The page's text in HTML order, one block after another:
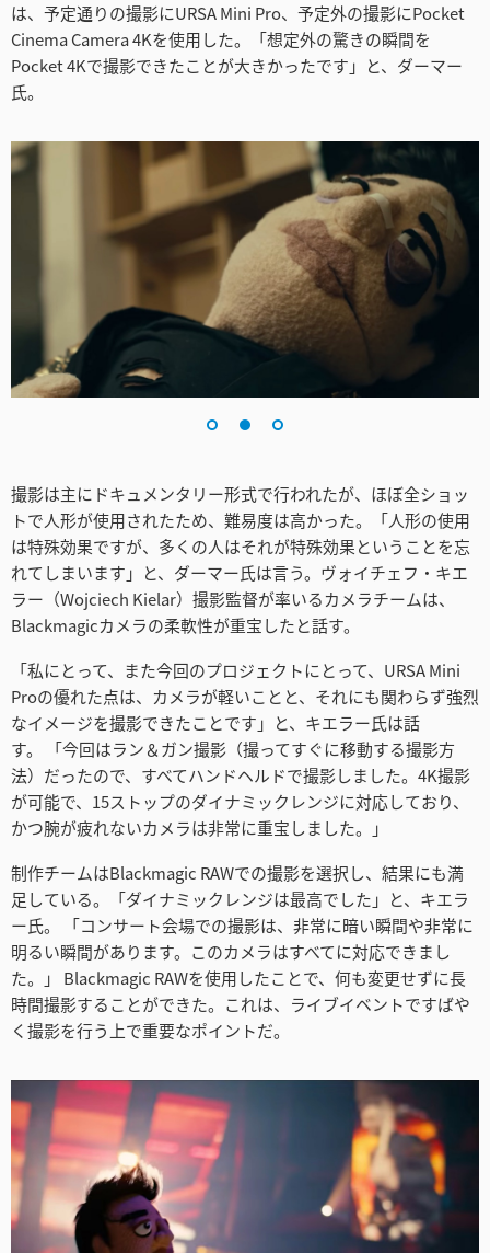
Singapore
Chinese Taipei
UAE
Ukraine
は、予定通りの撮影にURSA Mini Pro、予定外の撮影にPocket
Cinema Camera 4Kを使用した。「想定外の驚きの瞬間を
Pocket 4Kで撮影できたことが大きかったです」と、ダーマー
氏。
撮影は主にドキュメンタリー形式で行われたが、ほぼ全ショッ
トで人形が使用されたため、難易度は高かった。「人形の使用
は特殊効果ですが、多くの人はそれが特殊効果ということを忘
れてしまいます」と、ダーマー氏は言う。ヴォイチェフ・キエ
ラー（Wojciech Kielar）撮影監督が率いるカメラチームは、
Blackmagicカメラの柔軟性が重宝したと話す。
「私にとって、また今回のプロジェクトにとって、URSA Mini
Proの優れた点は、カメラが軽いことと、それにも関わらず強烈
なイメージを撮影できたことです」と、キエラー氏は話
す。 「今回はラン＆ガン撮影（撮ってすぐに移動する撮影方
法）だったので、すべてハンドヘルドで撮影しました。4K撮影
が可能で、15ストップのダイナミックレンジに対応しており、
かつ腕が疲れないカメラは非常に重宝しました。」
制作チームはBlackmagic RAWでの撮影を選択し、結果にも満
足している。「ダイナミックレンジは最高でした」と、キエラ
ー氏。 「コンサート会場での撮影は、非常に暗い瞬間や非常に
明るい瞬間があります。このカメラはすべてに対応できまし
た。」 Blackmagic RAWを使用したことで、何も変更せずに長
時間撮影することができた。これは、ライブイベントですばや
く撮影を行う上で重要なポイントだ。